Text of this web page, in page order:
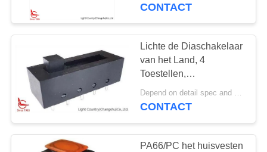
CONTACT
Lichte de Diaschakelaar
van het Land, 4
Toestellen,
37.5*14.2*11mm,
Plasitc, Zwarte, UL TUV,
CONTACT
PA66/PC het huisvesten